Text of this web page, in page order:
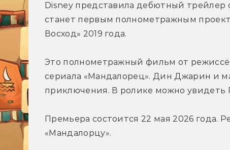
Disney представила дебютный трейлер
станет первым полнометражным
Восход» 2019 года.
Это полнометражный фильм от
сериала «Мандалорец». Дин Джарин и
приключения. В ролике можно увидеть
Премьера состоится 22 мая 2026 года.